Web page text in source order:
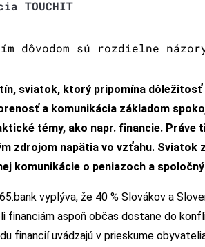
TOUCHIT
dôvodom sú rozdielne
sviatok, ktorý pripomína
a komunikácia základom
témy, ako napr. financie. Práve
zdrojom napätia vo vzťahu.
komunikácie o peniazoch a
vyplýva, že 40 % Slovákov a
financiám aspoň občas dostane do
financií uvádzajú v prieskume